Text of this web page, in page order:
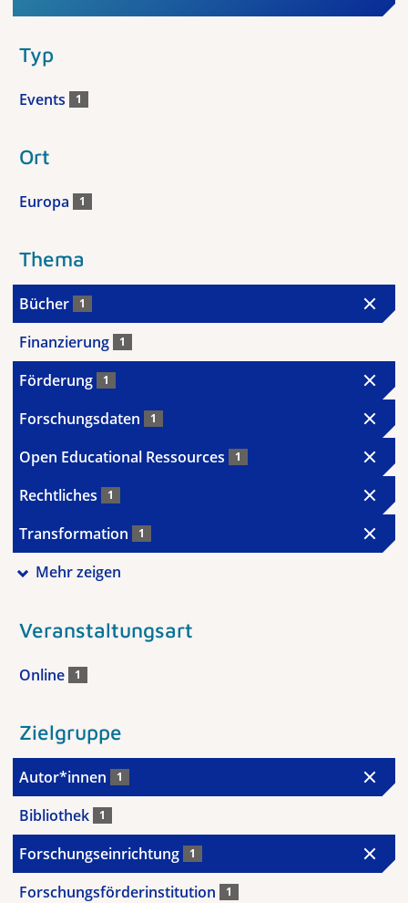
Typ
Events 1
Ort
Europa 1
Thema
Bücher 1
Finanzierung 1
Förderung 1
Forschungsdaten 1
Open Educational Ressources 1
Rechtliches 1
Transformation 1
Mehr zeigen
Veranstaltungsart
Online 1
Zielgruppe
Autor*innen 1
Bibliothek 1
Forschungseinrichtung 1
Forschungsförderinstitution 1